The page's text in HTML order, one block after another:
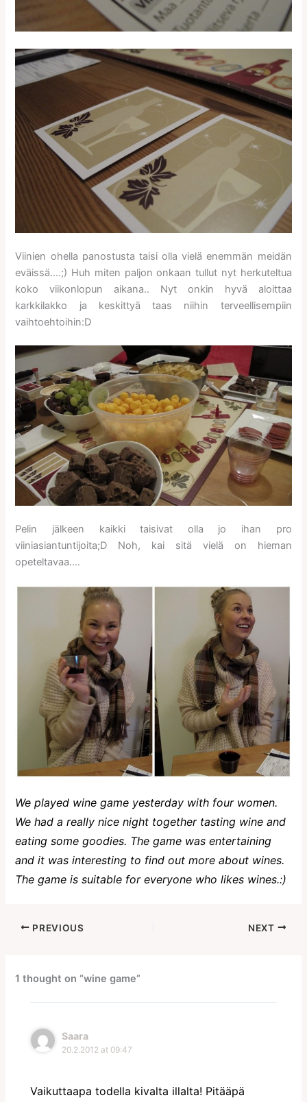
Viinien ohella panostusta taisi olla vielä enemmän meidän
eväissä….;) Huh miten paljon onkaan tullut nyt herkuteltua
koko viikonlopun aikana.. Nyt onkin hyvä aloittaa
karkkilakko ja keskittyä taas niihin terveellisempiin
vaihtoehtoihin:D
Pelin jälkeen kaikki taisivat olla jo ihan pro
viiniasiantuntijoita;D Noh, kai sitä vielä on hieman
opeteltavaa….
We played wine game yesterday with four women.
We had a really nice night together tasting wine and
eating some goodies. The game was entertaining
and it was interesting to find out more about wines.
The game is suitable for everyone who likes wines.:)
PREVIOUS NEXT
1 thought on “wine game”
Saara
20.2.2012 at 09:47
Vaikuttaapa todella kivalta illalta! Pitääpä